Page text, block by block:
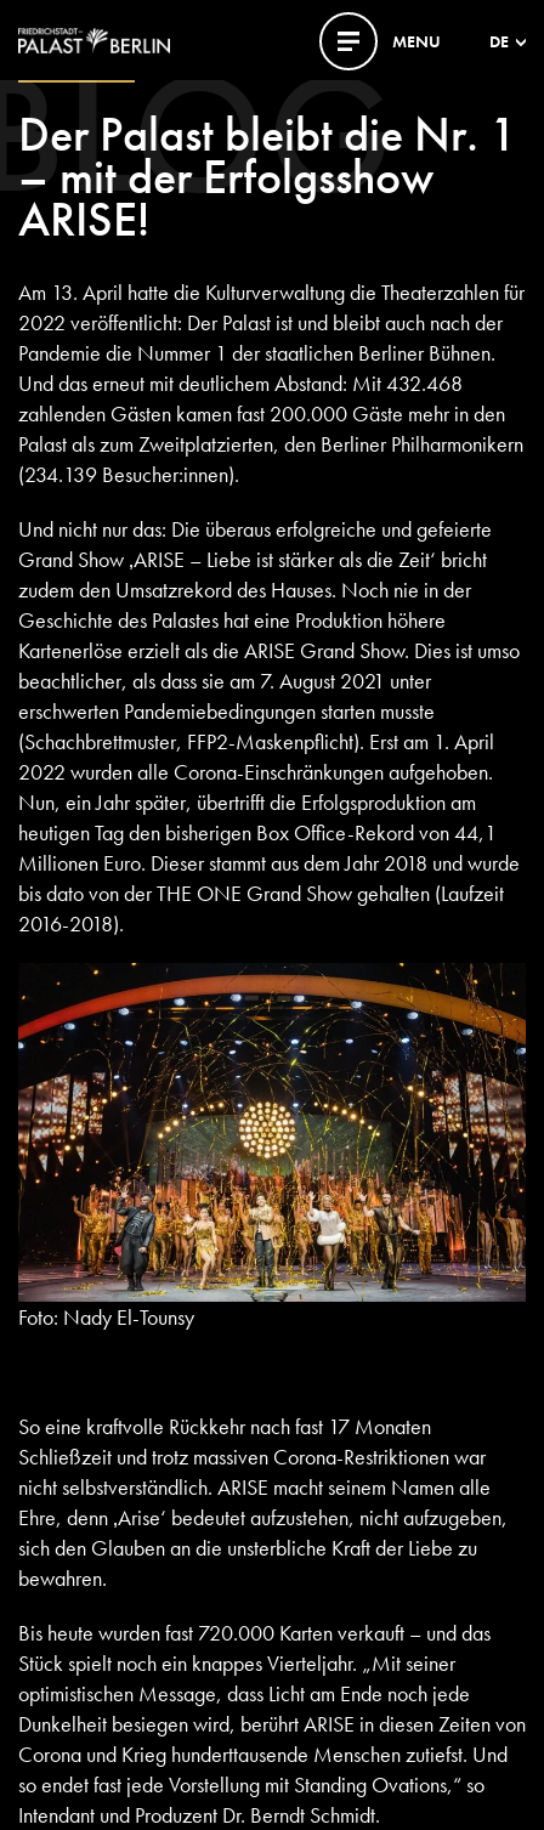
MENU DE
Der Palast bleibt die Nr. 1
– mit der Erfolgsshow
ARISE!
Am 13. April hatte die Kulturverwaltung die Theaterzahlen für
2022 veröffentlicht: Der Palast ist und bleibt auch nach der
Pandemie die Nummer 1 der staatlichen Berliner Bühnen.
Und das erneut mit deutlichem Abstand: Mit 432.468
zahlenden Gästen kamen fast 200.000 Gäste mehr in den
Palast als zum Zweitplatzierten, den Berliner Philharmonikern
(234.139 Besucher:innen).
Und nicht nur das: Die überaus erfolgreiche und gefeierte
Grand Show ‚ARISE – Liebe ist stärker als die Zeit‘ bricht
zudem den Umsatzrekord des Hauses. Noch nie in der
Geschichte des Palastes hat eine Produktion höhere
Kartenerlöse erzielt als die ARISE Grand Show. Dies ist umso
beachtlicher, als dass sie am 7. August 2021 unter
erschwerten Pandemiebedingungen starten musste
(Schachbrettmuster, FFP2-Maskenpflicht). Erst am 1. April
2022 wurden alle Corona-Einschränkungen aufgehoben.
Nun, ein Jahr später, übertrifft die Erfolgsproduktion am
heutigen Tag den bisherigen Box Office-Rekord von 44,1
Millionen Euro. Dieser stammt aus dem Jahr 2018 und wurde
bis dato von der THE ONE Grand Show gehalten (Laufzeit
2016-2018).
Foto: Nady El-Tounsy
So eine kraftvolle Rückkehr nach fast 17 Monaten
Schließzeit und trotz massiven Corona-Restriktionen war
nicht selbstverständlich. ARISE macht seinem Namen alle
Ehre, denn ‚Arise‘ bedeutet aufzustehen, nicht aufzugeben,
sich den Glauben an die unsterbliche Kraft der Liebe zu
bewahren.
Bis heute wurden fast 720.000 Karten verkauft – und das
Stück spielt noch ein knappes Vierteljahr. „Mit seiner
optimistischen Message, dass Licht am Ende noch jede
Dunkelheit besiegen wird, berührt ARISE in diesen Zeiten von
Corona und Krieg hunderttausende Menschen zutiefst. Und
so endet fast jede Vorstellung mit Standing Ovations,“ so
Intendant und Produzent Dr. Berndt Schmidt.